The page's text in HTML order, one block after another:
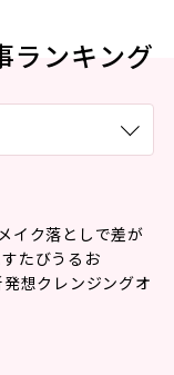
ランキング
イク落としで差が
たびうるお
発想クレンジングオ